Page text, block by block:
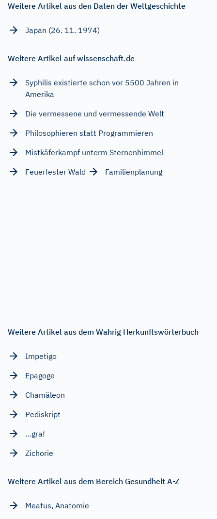
Weitere Artikel aus den Daten der Weltgeschichte
Japan (26. 11. 1974)
Weitere Artikel auf wissenschaft.de
Syphilis existierte schon vor 5500 Jahren in
Amerika
Die vermessene und vermessende Welt
Philosophieren statt Programmieren
Mistkäferkampf unterm Sternenhimmel
Feuerfester Wald
Familienplanung
Weitere Artikel aus dem Wahrig Herkunftswörterbuch
Impetigo
Epagoge
Chamäleon
Pediskript
…graf
Zichorie
Weitere Artikel aus dem Bereich Gesundheit A-Z
Meatus, Anatomie